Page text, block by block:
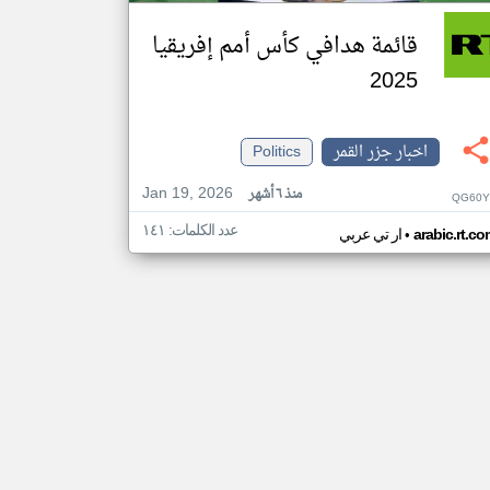
قائمة هدافي كأس أمم إفريقيا
2025
اخبار جزر القمر
Politics
Jan 19, 2026
منذ ٦ أشهر
ار تي عربي• عدد الكلمات: ١٤١